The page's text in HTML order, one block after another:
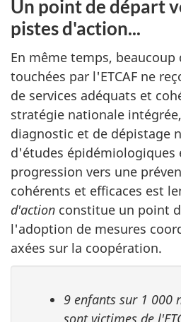
Un point de départ
pistes d'action...
En même temps, beaucoup
touchées par l'ETCAF ne
de services adéquats et
stratégie nationale
diagnostic et de dépistage
d'études épidémiologiques
progression vers une
cohérents et efficaces est
d'action constitue un point
l'adoption de mesures
axées sur la coopération.
9 enfants sur 1 000
sont victimes de